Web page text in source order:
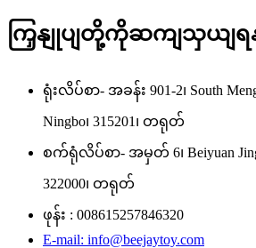
ကြှနျုပျတို့ကိုဆကျသှယျရ
ရုံးလိပ်စာ- အခန်း 901-2၊ South
Ningbo၊ 315201၊ တရုတ်
စက်ရုံလိပ်စာ- အမှတ် 6၊ Beiyuan
322000၊ တရုတ်
ဖုန်း : 008615257846320
E-mail: info@beejaytoy.com